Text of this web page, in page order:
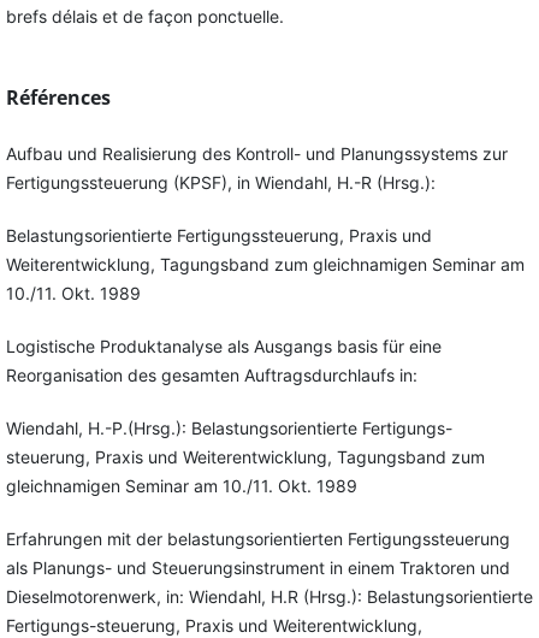
brefs délais et de façon ponctuelle.
Références
Aufbau und Realisierung des Kontroll- und Planungssystems zur
Fertigungssteuerung (KPSF), in Wiendahl, H.-R (Hrsg.):
Belastungsorientierte Fertigungssteuerung, Praxis und
Weiterentwicklung, Tagungsband zum gleichnamigen Seminar am
10./11. Okt. 1989
Logistische Produktanalyse als Ausgangs basis für eine
Reorganisation des gesamten Auftragsdurchlaufs in:
Wiendahl, H.-P.(Hrsg.): Belastungsorientierte Fertigungs-
steuerung, Praxis und Weiterentwicklung, Tagungsband zum
gleichnamigen Seminar am 10./11. Okt. 1989
Erfahrungen mit der belastungsorientierten Fertigungssteuerung
als Planungs- und Steuerungsinstrument in einem Traktoren und
Dieselmotorenwerk, in: Wiendahl, H.R (Hrsg.): Belastungsorientierte
Fertigungs-steuerung, Praxis und Weiterentwicklung,